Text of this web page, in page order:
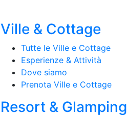
Ville & Cottage
Tutte le Ville e Cottage
Esperienze & Attività
Dove siamo
Prenota Ville e Cottage
Resort & Glamping